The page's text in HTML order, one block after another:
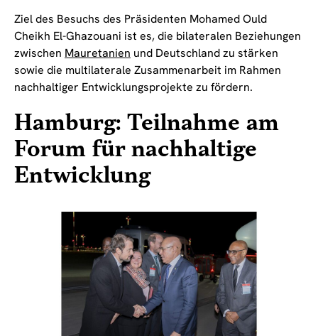
Ziel des Besuchs des Präsidenten Mohamed Ould
Cheikh El-Ghazouani ist es, die bilateralen Beziehungen
zwischen Mauretanien und Deutschland zu stärken
sowie die multilaterale Zusammenarbeit im Rahmen
nachhaltiger Entwicklungsprojekte zu fördern.
Hamburg: Teilnahme am
Forum für nachhaltige
Entwicklung